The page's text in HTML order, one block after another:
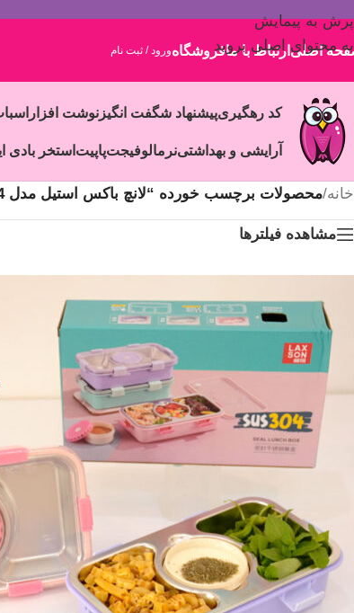
پرش به پیمایش
به محتوای اصلی بروید
اصلی ارتباط با مافروشگاهورود / ثبت نام
کد رهگیریپیشنهاد شگفت انگیز نوشت افزار
آرایشی و بهداشتینرمالوفیجتپاپیت استخر بادی
خانه/محصولات برچسب خورده “لانچ باکس استیل مدل sus 304”
مشاهده فیلترها